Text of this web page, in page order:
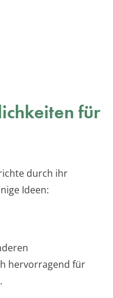
für
durch ihr
Ideen:
hervorragend für